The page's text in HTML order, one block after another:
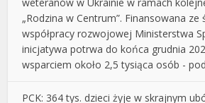
„Rodzina w Centrum”. Finansowana
współpracy rozwojowej Ministerstwa
inicjatywa potrwa do końca grudnia
wsparciem około 2,5 tysiąca osób -
PCK: 364 tys. dzieci żyje w skrajnym